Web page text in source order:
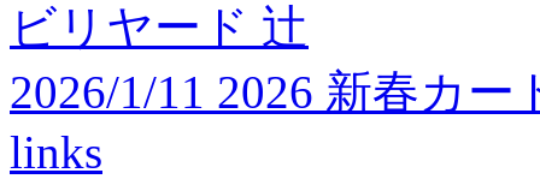
ビリヤード 辻
2026/1/11 2026 新春カ
links